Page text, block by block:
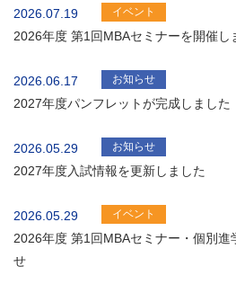
2026.07.19 イベント
2026年度 第1回MBAセミナーを開催し
2026.06.17 お知らせ
2027年度パンフレットが完成しました
2026.05.29 お知らせ
2027年度入試情報を更新しました
2026.05.29 イベント
2026年度 第1回MBAセミナー・個別進
せ